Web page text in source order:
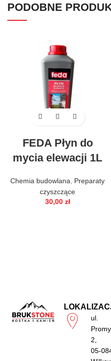
PODOBNE
FEDA Płyn do
mycia elewacji 1L
Chemia budowlana
Preparaty
czyszczące
30,00 zł
ul.
2,
05-